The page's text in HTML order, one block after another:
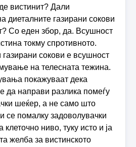
вистинит? Дали
диеталните газирани сокови
Со еден збор, да. Всушност
токму спротивното.
сокови е всушност
на телесната тежина.
покажуваат дека
да направи разлика помеѓу
шеќер, а не само што
се помалку задоволувачки
ниво, туку исто и ја
желба за вистинското